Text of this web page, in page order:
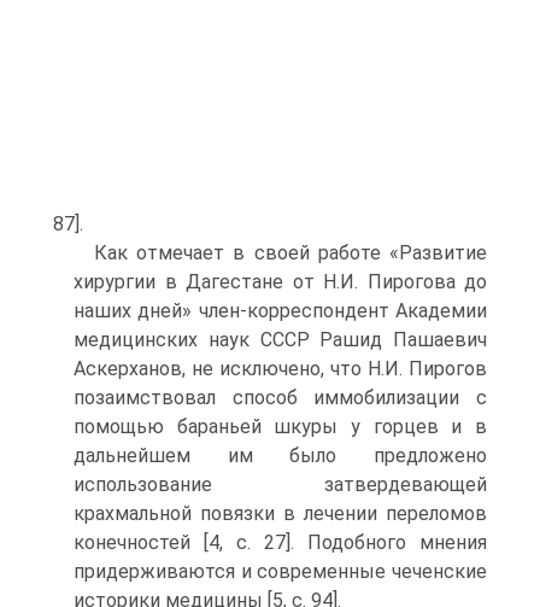
87].
Как отмечает в своей работе «Развитие
хирургии в Дагестане от Н.И. Пирогова до
наших дней» член-корреспондент Академии
медицинских наук СССР Рашид Пашаевич
Аскерханов, не исключено, что Н.И. Пирогов
позаимствовал способ иммобилизации с
помощью бараньей шкуры у горцев и в
дальнейшем им было предложено
использование затвердевающей
крахмальной повязки в лечении переломов
конечностей [4, c. 27]. Подобного мнения
придерживаются и современные чеченские
историки медицины [5, c. 94].